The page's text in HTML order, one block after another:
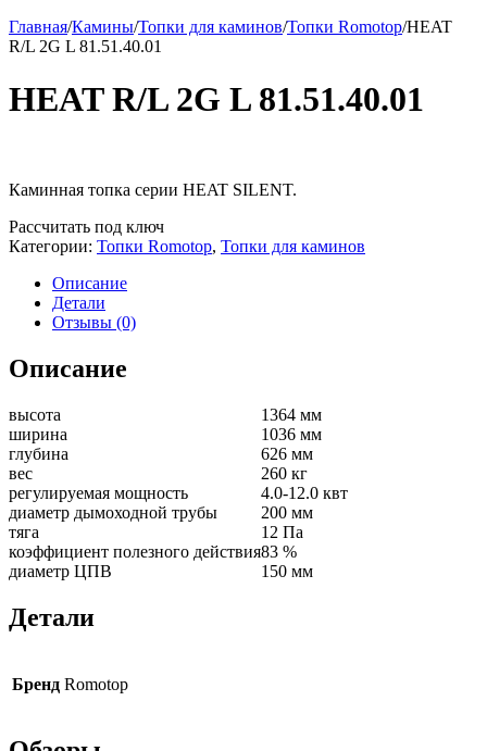
Главная/Камины/Топки для каминов/Топки Romotop/HEAT
R/L 2G L 81.51.40.01
HEAT R/L 2G L 81.51.40.01
Каминная топка серии HEAT SILENT.
Рассчитать под ключ
Категории: Топки Romotop, Топки для каминов
Описание
Детали
Отзывы (0)
Описание
высота
1364 мм
ширина
1036 мм
глубина
626 мм
вес
260 кг
регулируемая мощность
4.0-12.0 квт
диаметр дымоходной трубы
200 мм
тяга
12 Па
коэффициент полезного действия83 %
диаметр ЦПВ
150 мм
Детали
Бренд Romotop